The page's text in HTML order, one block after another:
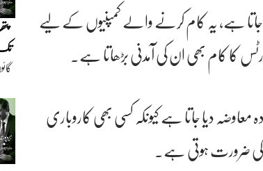
جاتا ہے، یہ کام کرنے والے کمپنیوں کے لیے
کا کام بھی ان کی آمدنی بڑھاتا ہے۔
دیا جاتا ہے کیونکہ کسی بھی کاروباری
ضرورت ہوتی ہے۔